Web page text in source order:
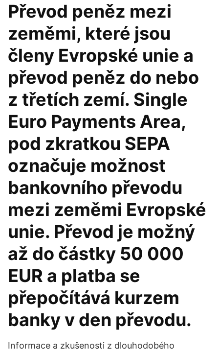
Převod peněz mezi
zeměmi, které jsou
členy Evropské unie a
převod peněz do nebo
z třetích zemí. Single
Euro Payments Area,
pod zkratkou SEPA
označuje možnost
bankovního převodu
mezi zeměmi Evropské
unie. Převod je možný
až do částky 50 000
EUR a platba se
přepočítává kurzem
banky v den převodu.
Informace a zkušenosti z dlouhodobého